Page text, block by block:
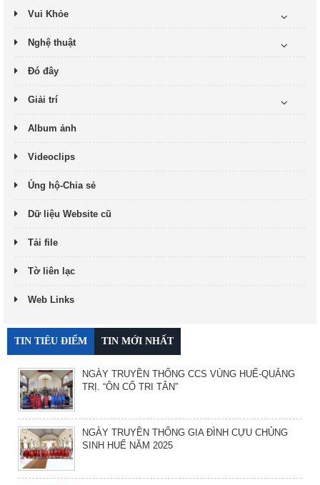
Vui Khỏe
Nghệ thuật
Đó đây
Giải trí
Album ảnh
Videoclips
Ủng hộ-Chia sẻ
Dữ liệu Website cũ
Tải file
Tờ liên lạc
Web Links
TIN TIÊU ĐIỂM TIN MỚI NHẤT
NGÀY TRUYỀN THỐNG CCS VÙNG HUẾ-QUẢNG
TRỊ. “ÔN CỐ TRI TÂN”
NGÀY TRUYỀN THỐNG GIA ĐÌNH CỰU CHỦNG
SINH HUẾ NĂM 2025